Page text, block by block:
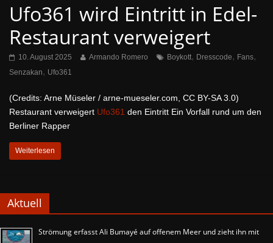
Ufo361 wird Eintritt in Edel-
Restaurant verweigert
10. August 2025 Armando Romero Boykott, Dresscode, Fans,
Senzakan, Ufo361
(Credits: Arne Müseler / arne-mueseler.com, CC BY-SA 3.0)
Restaurant verweigert Ufo361 den Eintritt Ein Vorfall rund um den
Berliner Rapper
Weiterlesen
Aktuell
Strömung erfasst Ali Bumayé auf offenem Meer und zieht ihn mit